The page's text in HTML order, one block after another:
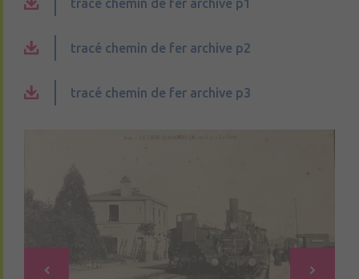
tracé chemin de fer archive p1
tracé chemin de fer archive p2
tracé chemin de fer archive p3